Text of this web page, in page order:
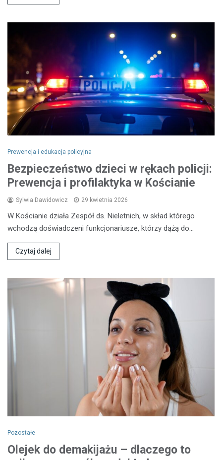
Prewencja i edukacja policyjna
Bezpieczeństwo dzieci w rękach policji:
Prewencja i profilaktyka w Kościanie
Sylwia Dawidowicz 29 kwietnia 2026
W Kościanie działa Zespół ds. Nieletnich, w skład którego
wchodzą doświadczeni funkcjonariusze, którzy dążą do…
Czytaj dalej
Pozostałe
Olejek do demakijażu – dlaczego to